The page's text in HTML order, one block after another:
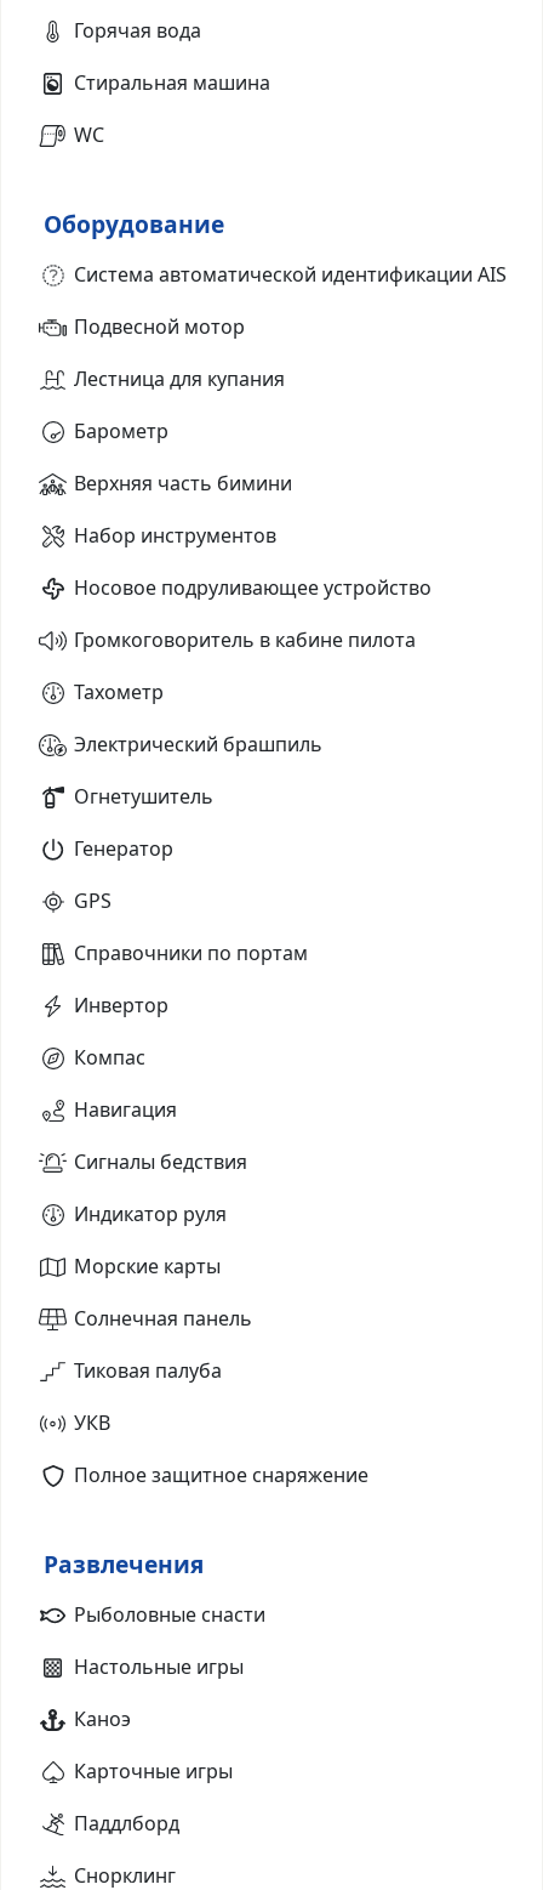
Горячая вода
Стиральная машина
WC
Оборудование
Система автоматической идентификации AIS
Подвесной мотор
Лестница для купания
Барометр
Верхняя часть бимини
Набор инструментов
Носовое подруливающее устройство
Громкоговоритель в кабине пилота
Тахометр
Электрический брашпиль
Огнетушитель
Генератор
GPS
Справочники по портам
Инвертор
Компас
Навигация
Сигналы бедствия
Индикатор руля
Морские карты
Солнечная панель
Тиковая палуба
УКВ
Полное защитное снаряжение
Развлечения
Рыболовные снасти
Настольные игры
Каноэ
Карточные игры
Паддлборд
Снорклинг